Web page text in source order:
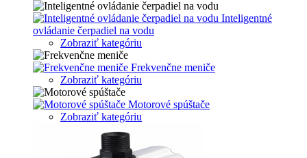
Inteligentné
ovládanie čerpadiel na vodu
Zobraziť kategóriu
Frekvenčne meniče
Zobraziť kategóriu
Motorové spúštače
Zobraziť kategóriu